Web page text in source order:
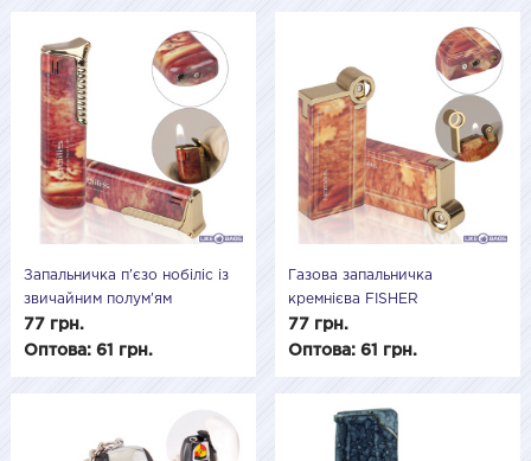
Запальничка п'єзо нобіліс із
звичайним полум'ям
77 грн.
Оптова: 61 грн.
Газова запальничка
кремнієва FISHER
77 грн.
Оптова: 61 грн.